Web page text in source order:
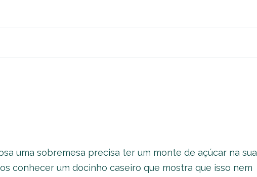
uma sobremesa precisa ter um monte de açúcar na sua
conhecer um docinho caseiro que mostra que isso nem